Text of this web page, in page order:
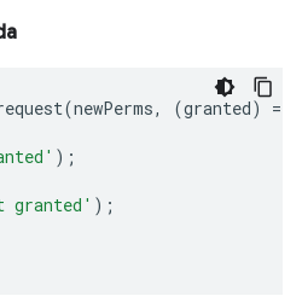
(newPerms, (granted) =>
);
granted' );